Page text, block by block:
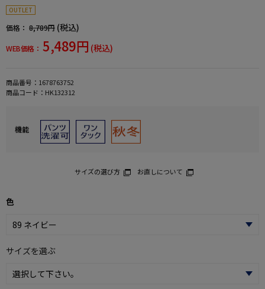
OUTLET
価格： 8,789円 (税込)
WEB価格： 5,489円 (税込)
商品番号： 1678763752
商品コード： HK132312
機能
サイズの選び方 お直しについて
色
サイズを選ぶ